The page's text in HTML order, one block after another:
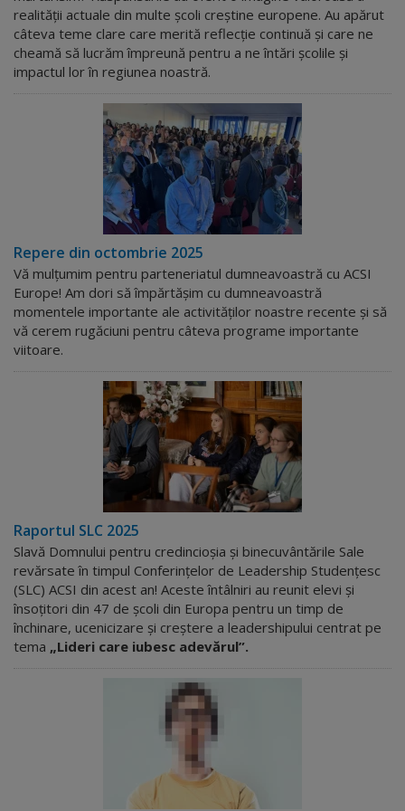
realității actuale din multe școli creștine europene. Au apărut
câteva teme clare care merită reflecție continuă și care ne
cheamă să lucrăm împreună pentru a ne întări școlile și
impactul lor în regiunea noastră.
Repere din octombrie 2025
Vă mulțumim pentru parteneriatul dumneavoastră cu ACSI
Europe! Am dori să împărtășim cu dumneavoastră
momentele importante ale activităților noastre recente și să
vă cerem rugăciuni pentru câteva programe importante
viitoare.
Raportul SLC 2025
Slavă Domnului pentru credincioșia și binecuvântările Sale
revărsate în timpul Conferințelor de Leadership Studențesc
(SLC) ACSI din acest an! Aceste întâlniri au reunit elevi și
însoțitori din 47 de școli din Europa pentru un timp de
închinare, ucenicizare și creștere a leadershipului centrat pe
tema „Lideri care iubesc adevărul”.